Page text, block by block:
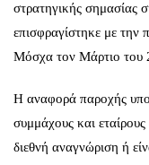
στρατηγικής σημασίας
επισφραγίστηκε με
Μόσχα τον Μάρτιο του
Η αναφορά παροχής
συμμάχους και
διεθνή αναγνώριση ή